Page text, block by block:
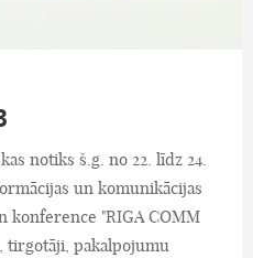
notiks š.g. no 22. līdz 24.
un komunikācijas
konference "RIGA COMM
tirgotāji, pakalpojumu